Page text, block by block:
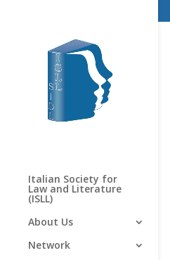
Italian Society for
Law and Literature
(ISLL)
About Us
Network